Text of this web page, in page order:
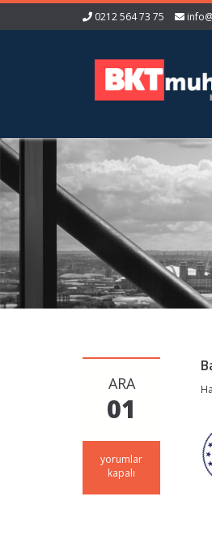
0212 564 73 75
ARA
01
Bazı
Alacakların
yorumlar
kapalı